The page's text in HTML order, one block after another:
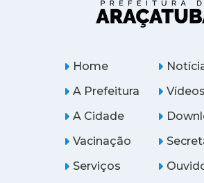
Home
A Prefeitura
A Cidade
Vídeos
Vacinação
Serviços